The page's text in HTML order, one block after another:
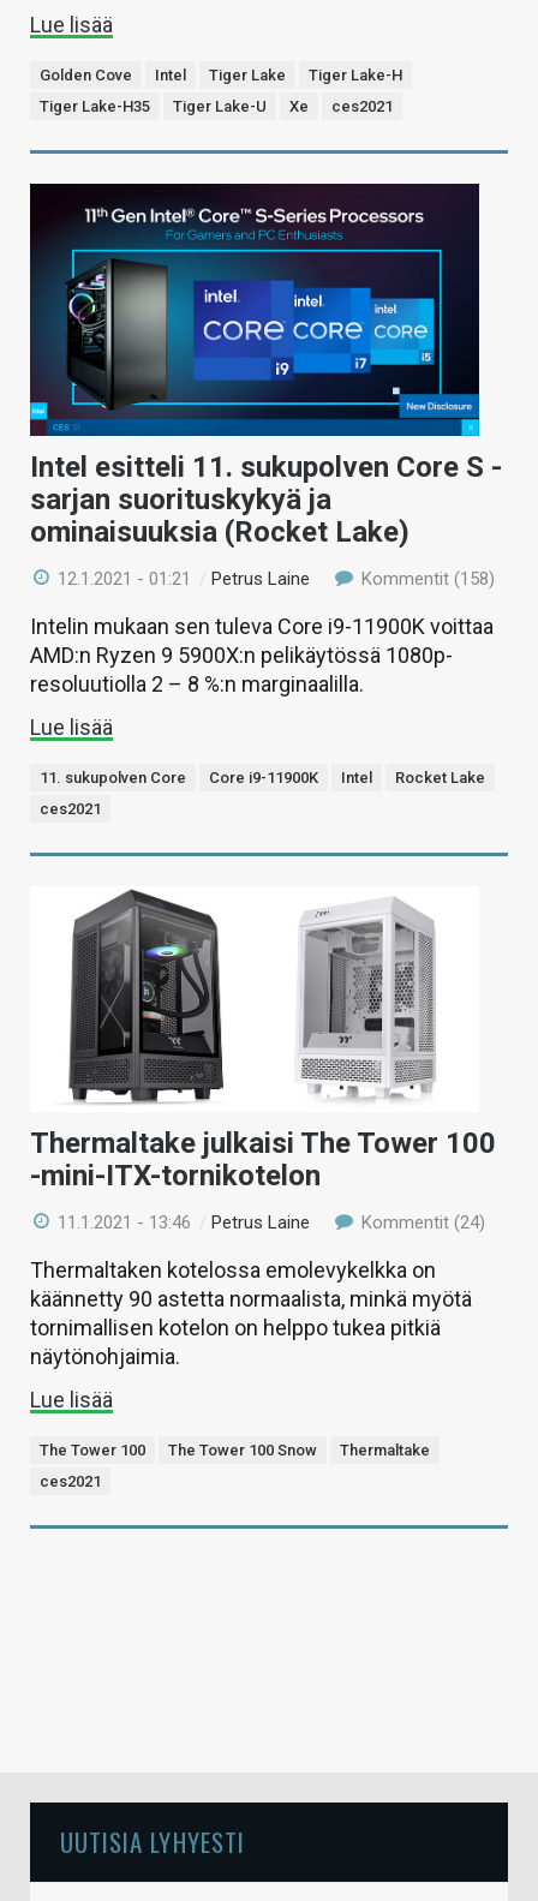
Lue lisää
Golden Cove Intel Tiger Lake
Tiger Lake-H
Tiger Lake-H35
Tiger Lake-U Xe ces2021
Intel esitteli 11. sukupolven Core S -
sarjan suorituskykyä ja
ominaisuuksia (Rocket Lake)
12.1.2021 - 01:21 /Petrus Laine Kommentit (158)
Intelin mukaan sen tuleva Core i9-11900K voittaa
AMD:n Ryzen 9 5900X:n pelikäytössä 1080p-
resoluutiolla 2 – 8 %:n marginaalilla.
Lue lisää
11. sukupolven Core Core i9-11900K Intel
Rocket Lake
ces2021
Thermaltake julkaisi The Tower 100
-mini-ITX-tornikotelon
11.1.2021 - 13:46 /Petrus Laine Kommentit (24)
Thermaltaken kotelossa emolevykelkka on
käännetty 90 astetta normaalista, minkä myötä
tornimallisen kotelon on helppo tukea pitkiä
näytönohjaimia.
Lue lisää
The Tower 100 The Tower 100 Snow
Thermaltake
ces2021
UUTISIA LYHYESTI